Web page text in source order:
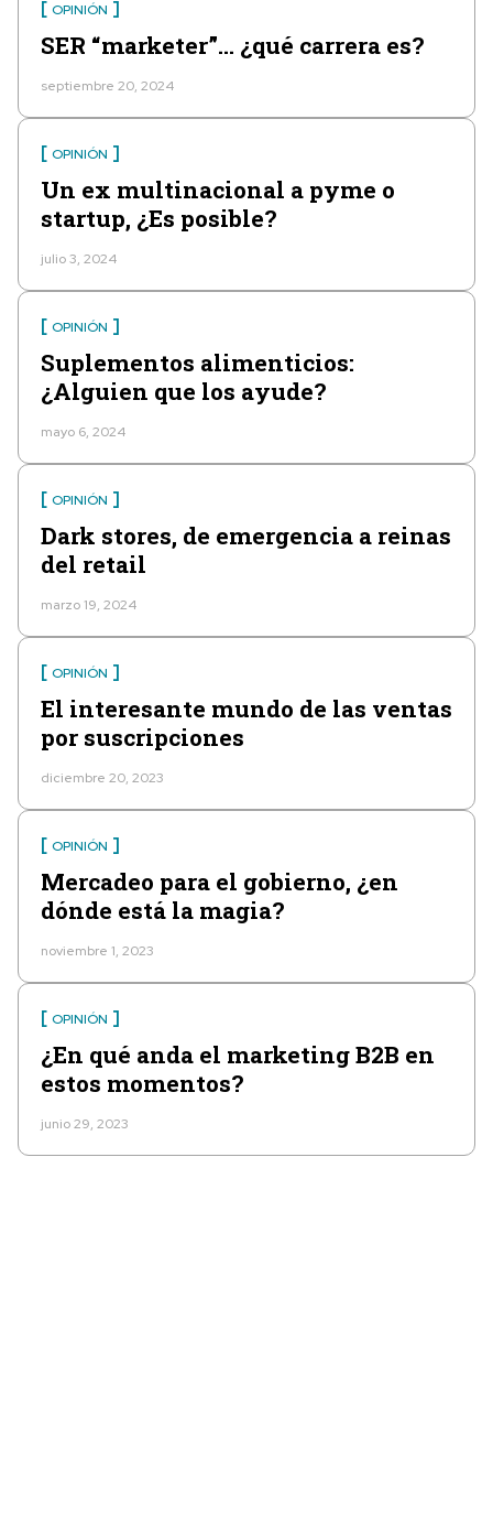
OPINIÓN
SER “marketer”… ¿qué carrera es?
septiembre 20, 2024
OPINIÓN
Un ex multinacional a pyme o
startup, ¿Es posible?
julio 3, 2024
OPINIÓN
Suplementos alimenticios:
¿Alguien que los ayude?
mayo 6, 2024
OPINIÓN
Dark stores, de emergencia a reinas
del retail
marzo 19, 2024
OPINIÓN
El interesante mundo de las ventas
por suscripciones
diciembre 20, 2023
OPINIÓN
Mercadeo para el gobierno, ¿en
dónde está la magia?
noviembre 1, 2023
OPINIÓN
¿En qué anda el marketing B2B en
estos momentos?
junio 29, 2023